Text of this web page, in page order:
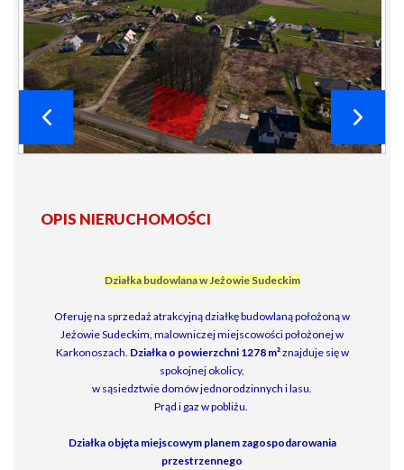
OPIS NIERUCHOMOŚCI
Działka budowlana w Jeżowie Sudeckim
Oferuję na sprzedaż atrakcyjną działkę budowlaną położoną w
Jeżowie Sudeckim, malowniczej miejscowości położonej w
Karkonoszach. Działka o powierzchni 1278 m²znajduje się w
spokojnej okolicy,
w sąsiedztwie domów jednorodzinnych i lasu.
Prąd i gaz w pobliżu.
Działka objęta miejscowym planem zagospodarowania
przestrzennego